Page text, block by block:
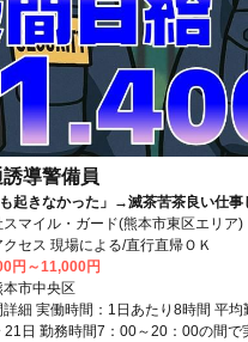
導警備員
も起きなかった」→滅茶苦茶良い仕事
スマイル・ガード(熊本市東区エリア)
セス 現場による/直行直帰ＯＫ
円～11,000円
本市中央区
細 実働時間：1日あたり8時間 平
21日 勤務時間7：00～20：00の間で